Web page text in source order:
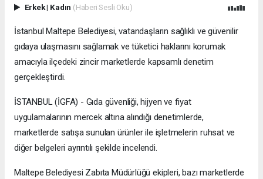
Erkek| Kadın (Haberi Sesli Oku)
İstanbul Maltepe Belediyesi, vatandaşların sağlıklı ve güvenilir
gıdaya ulaşmasını sağlamak ve tüketici haklarını korumak
amacıyla ilçedeki zincir marketlerde kapsamlı denetim
gerçekleştirdi.
İSTANBUL (İGFA) - Gıda güvenliği, hijyen ve fiyat
uygulamalarının mercek altına alındığı denetimlerde,
marketlerde satışa sunulan ürünler ile işletmelerin ruhsat ve
diğer belgeleri ayrıntılı şekilde incelendi.
Maltepe Belediyesi Zabıta Müdürlüğü ekipleri, bazı marketlerde